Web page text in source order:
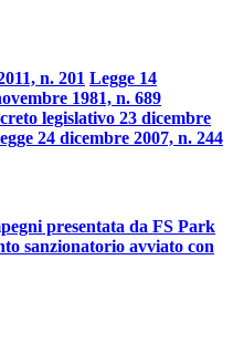
n. 201 Legge 14
1981, n. 689
legislativo 23 dicembre
24 dicembre 2007, n. 244
presentata da FS Park
sanzionatorio avviato con